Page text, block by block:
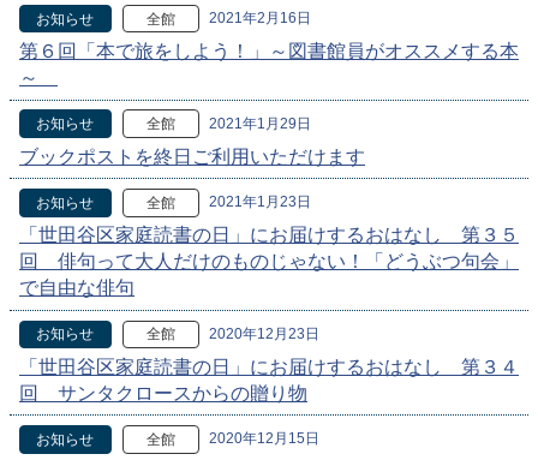
お知らせ 全館 2021年2月16日
第６回「本で旅をしよう！」～図書館員がオススメする本
～
お知らせ 全館 2021年1月29日
ブックポストを終日ご利用いただけます
お知らせ 全館 2021年1月23日
「世田谷区家庭読書の日」にお届けするおはなし 第３５
回 俳句って大人だけのものじゃない！「どうぶつ句会」
で自由な俳句
お知らせ 全館 2020年12月23日
「世田谷区家庭読書の日」にお届けするおはなし 第３４
回 サンタクロースからの贈り物
お知らせ 全館 2020年12月15日